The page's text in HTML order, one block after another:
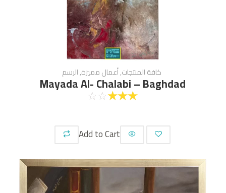
كافة المنتجات,أعمال مميزة,الرسم
Mayada Al- Chalabi – Baghdad
☆
☆
☆
☆
☆
Add to Cart